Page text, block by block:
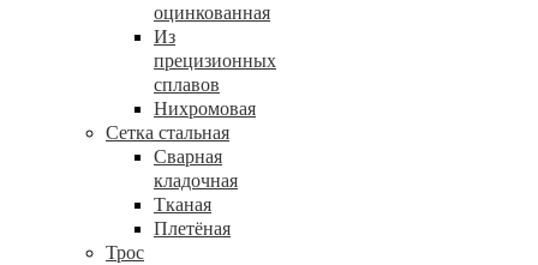
оцинкованная
Из
прецизионных
сплавов
Нихромовая
Сетка стальная
Сварная
кладочная
Тканая
Плетёная
Трос